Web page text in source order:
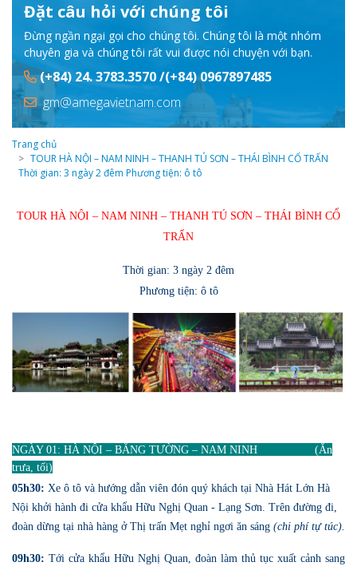
Trang chủ
TOUR HÀ NỘI – NAM NINH – THANH TÚ SƠN – THÁI BÌNH CỔ TRẤN
Thời gian: 3 ngày 2 đêm Phương tiện: ô tô
TOUR HÀ NỘI – NAM NINH – THANH TÚ SƠN – THÁI BÌNH CỔ
TRẤN
Thời gian: 3 ngày 2 đêm
Phương tiện: ô tô
NGÀY 01: HÀ NỘI – BẰNG TƯỜNG – NAM NINH (Ăn
trưa, tối)
05h30: Xe ô tô và hướng dẫn viên đón quý khách tại Nhà Hát Lớn Hà
Nội khởi hành đi cửa khẩu Hữu Nghị Quan - Lạng Sơn. Trên đường đi,
đoàn dừng tại nhà hàng ở Thị trấn Mẹt nghỉ ngơi ăn sáng (chi phí tự túc).
09h30: Tới cửa khẩu Hữu Nghị Quan, đoàn làm thủ tục xuất cảnh sang
Đặt câu hỏi với chúng tôi
Đừng ngần ngại gọi cho chúng tôi. Chúng tôi là một nhóm
chuyên gia và chúng tôi rất vui được nói chuyện với bạn.
(+84) 24. 3783.3570 /(+84) 0967897485
gm@amegavietnam.com